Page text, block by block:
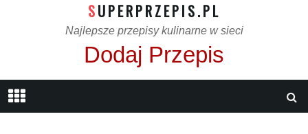
SUPERPRZEPIS.PL
Najlepsze przepisy kulinarne w sieci
Dodaj Przepis